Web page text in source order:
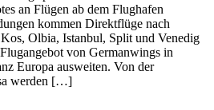
an Flügen ab dem Flughafen
kommen Direktflüge nach
Olbia, Istanbul, Split und Venedig
von Germanwings in
Europa ausweiten. Von der
werden […]